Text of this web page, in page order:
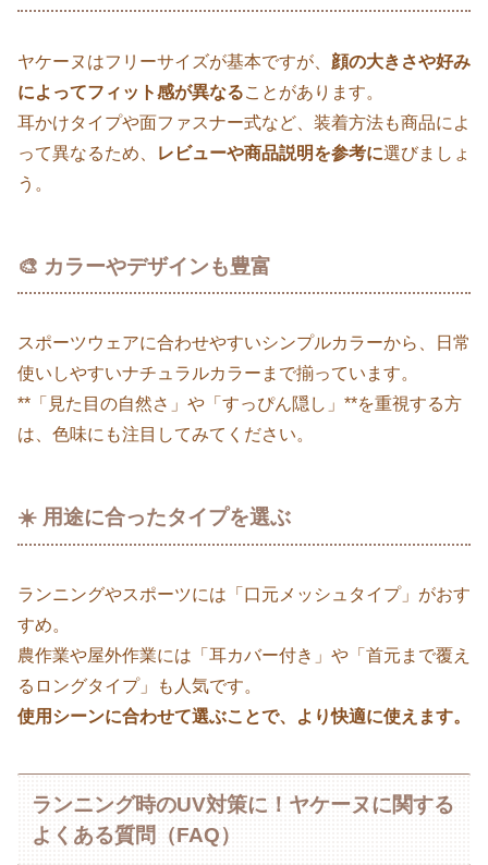
ヤケーヌはフリーサイズが基本ですが、 顔の大きさや好み
によってフィット感が異なることがあります。
耳かけタイプや面ファスナー式など、装着方法も商品によ
って異なるため、
レビューや商品説明を参考に選びましょ
う。
🎨 カラーやデザインも豊富
スポーツウェアに合わせやすいシンプルカラーから、日常
使いしやすいナチュラルカラーまで揃っています。
**「見た目の自然さ」や「すっぴん隠し」**を重視する方
は、色味にも注目してみてください。
☀️ 用途に合ったタイプを選ぶ
ランニングやスポーツには「口元メッシュタイプ」がおす
すめ。
農作業や屋外作業には「耳カバー付き」や「首元まで覆え
るロングタイプ」も人気です。
使用シーンに合わせて選ぶことで、より快適に使えます。
ランニング時のUV対策に！ヤケーヌに関する
よくある質問（FAQ）